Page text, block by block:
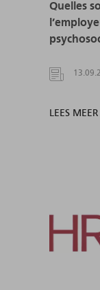
Quelles
LEES MEER